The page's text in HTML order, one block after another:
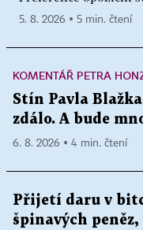
domácnostech
Školství:
- garantovat
středním školství,
veřejné a privátní
studentů
- vytvořit síť
5. 8. 2026 ▪ 5 min. čtení
KOMENTÁŘ PETRA
Stín Pavla
zdálo. A bude
6. 8. 2026 ▪ 4 min. čtení
Přijetí daru v
špinavých